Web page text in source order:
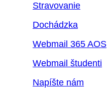
Stravovanie
Dochádzka
Webmail 365 AOS
Webmail študenti
Napíšte nám